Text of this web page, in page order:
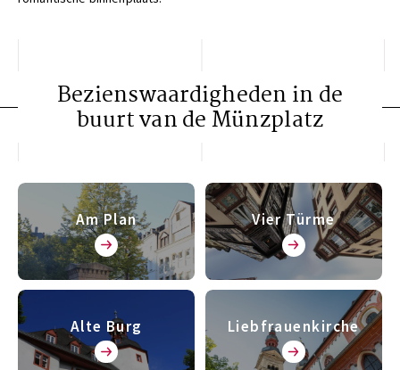
Bezienswaardigheden in de
buurt van de Münzplatz
Am Plan Vier Türme
Alte Burg Liebfrauenkirche